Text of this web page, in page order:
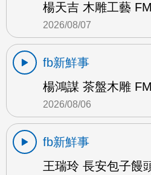
楊天吉 木雕工藝
2026/08/07
fb新鮮事
楊鴻謀 茶盤木雕
2026/08/06
fb新鮮事
王瑞玲 長安包子饅